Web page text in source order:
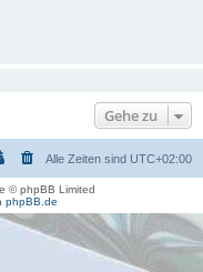
Gehe zu
Alle Zeiten sind UTC+02:00
© phpBB Limited
phpBB.de